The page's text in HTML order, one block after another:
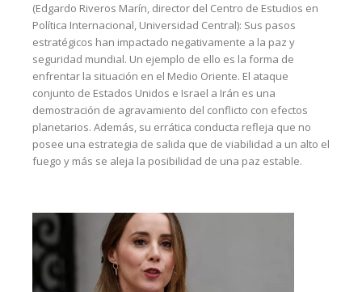
(Edgardo Riveros Marín, director del Centro de Estudios en
Política Internacional, Universidad Central): Sus pasos
estratégicos han impactado negativamente a la paz y
seguridad mundial. Un ejemplo de ello es la forma de
enfrentar la situación en el Medio Oriente. El ataque
conjunto de Estados Unidos e Israel a Irán es una
demostración de agravamiento del conflicto con efectos
planetarios. Además, su errática conducta refleja que no
posee una estrategia de salida que de viabilidad a un alto el
fuego y más se aleja la posibilidad de una paz estable.